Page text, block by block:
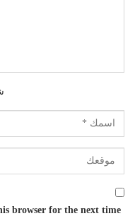
browser for the next time